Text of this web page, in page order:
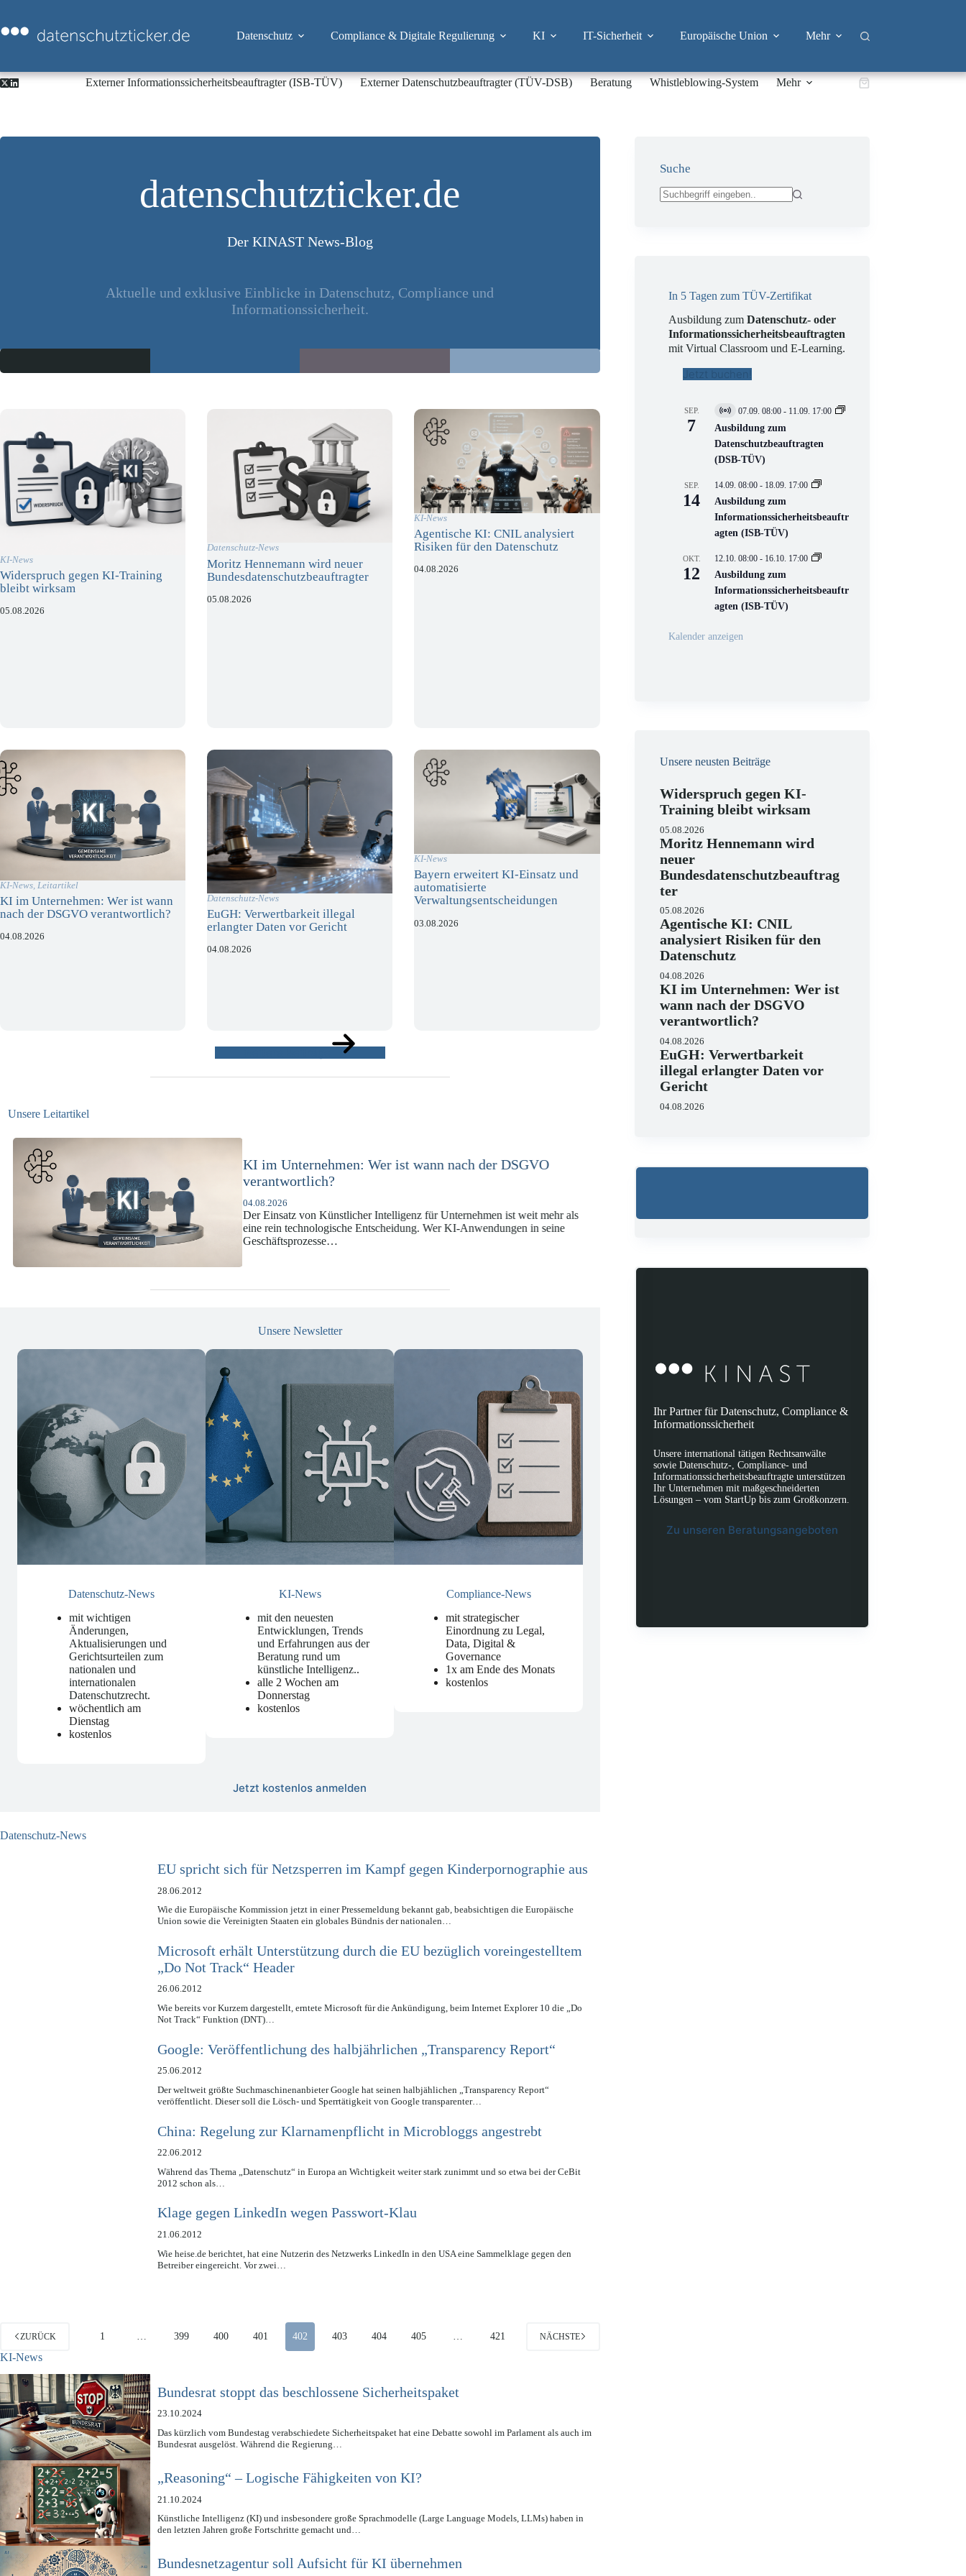
springen
Datenschutz Compliance & Digitale Regulierung KI IT-Sicherheit Europäische Union Mehr
Externer Informationssicherheitsbeauftragter (ISB-TÜV) Externer Datenschutzbeauftragter (TÜV-DSB) Beratung Whistleblowing-System Mehr Warenkorb
datenschutzticker.de
Der KINAST News-Blog
Aktuelle und exklusive Einblicke in Datenschutz, Compliance und
Informationssicherheit.
KI-News
Widerspruch gegen KI-Training
bleibt wirksam
05.08.2026
Datenschutz-News
Moritz Hennemann wird neuer
Bundesdatenschutzbeauftragter
05.08.2026
KI-News
Agentische KI: CNIL analysiert
Risiken für den Datenschutz
04.08.2026
KI-News Leitartikel
KI im Unternehmen: Wer ist wann
nach der DSGVO verantwortlich?
04.08.2026
Datenschutz-News
EuGH: Verwertbarkeit illegal
erlangter Daten vor Gericht
04.08.2026
KI-News
Bayern erweitert KI-Einsatz und
automatisierte
Verwaltungsentscheidungen
03.08.2026
Unsere Leitartikel
KI-Compliance in der Versicherungswirtschaft mit DORA,
DSGVO und KI-VO
07.07.2026
Die europäische Digitalregulierung hat in den vergangenen Jahren eine
enorme Komplexität erreicht, die insbesondere Unternehmen der Finanz-
und Versicherungswirtschaft vor…
Wo liegen die
strukturieren, Schriftsätze
Unsere Newsletter
Datenschutz-News
mit wichtigen
Änderungen,
Aktualisierungen und
Gerichtsurteilen zum
nationalen und
internationalen
Datenschutzrecht.
wöchentlich am
Dienstag
kostenlos
KI-News
mit den neuesten
Entwicklungen, Trends
und Erfahrungen aus der
Beratung rund um
künstliche Intelligenz..
alle 2 Wochen am
Donnerstag
kostenlos
Compliance-News
mit strategischer
Einordnung zu Legal,
Data, Digital &
Governance
1x am Ende des Monats
kostenlos
Jetzt kostenlos anmelden
Datenschutz-News
EU spricht sich für Netzsperren im Kampf gegen Kinderpornographie aus
28.06.2012
Wie die Europäische Kommission jetzt in einer Pressemeldung bekannt gab, beabsichtigen die Europäische
Union sowie die Vereinigten Staaten ein globales Bündnis der nationalen…
Microsoft erhält Unterstützung durch die EU bezüglich voreingestelltem
„Do Not Track“ Header
26.06.2012
Wie bereits vor Kurzem dargestellt, erntete Microsoft für die Ankündigung, beim Internet Explorer 10 die „Do
Not Track“ Funktion (DNT)…
Google: Veröffentlichung des halbjährlichen „Transparency Report“
25.06.2012
Der weltweit größte Suchmaschinenanbieter Google hat seinen halbjählichen „Transparency Report“
veröffentlicht. Dieser soll die Lösch- und Sperrtätigkeit von Google transparenter…
China: Regelung zur Klarnamenpflicht in Microbloggs angestrebt
22.06.2012
Während das Thema „Datenschutz“ in Europa an Wichtigkeit weiter stark zunimmt und so etwa bei der CeBit
2012 schon als…
Klage gegen LinkedIn wegen Passwort-Klau
21.06.2012
Wie heise.de berichtet, hat eine Nutzerin des Netzwerks LinkedIn in den USA eine Sammelklage gegen den
Betreiber eingereicht. Vor zwei…
ZURÜCK 1 399 400 401 402 403 404 405 421 NÄCHSTE
KI-News
Bundesrat stoppt das beschlossene Sicherheitspaket
23.10.2024
Das kürzlich vom Bundestag verabschiedete Sicherheitspaket hat eine Debatte sowohl im Parlament als auch im
Bundesrat ausgelöst. Während die Regierung…
„Reasoning“ – Logische Fähigkeiten von KI?
21.10.2024
Künstliche Intelligenz (KI) und insbesondere große Sprachmodelle (Large Language Models, LLMs) haben in
den letzten Jahren große Fortschritte gemacht und…
Bundesnetzagentur soll Aufsicht für KI übernehmen
Suche
In 5 Tagen zum TÜV-Zertifikat
Ausbildung zumDatenschutz- oder
Informationssicherheitsbeauftragten
mit Virtual Classroom und E-Learning.
Jetzt buchen!
SEP.
7
V
i
t
u
l
V
e
r
n
s
t
a
t
n
07.09. 08:00 - 11.09. 17:00
Ausbildung zum
Datenschutzbeauftragten
(DSB-TÜV)
SEP.
14
14.09. 08:00 - 18.09. 17:00
Ausbildung zum
Informationssicherheitsbeauftr
agten (ISB-TÜV)
OKT.
12
12.10. 08:00 - 16.10. 17:00
Ausbildung zum
Informationssicherheitsbeauftr
agten (ISB-TÜV)
Kalender anzeigen
Unsere neusten Beiträge
Widerspruch gegen KI-
Training bleibt wirksam
05.08.2026
Moritz Hennemann wird
neuer
Bundesdatenschutzbeauftrag
ter
05.08.2026
Agentische KI: CNIL
analysiert Risiken für den
Datenschutz
04.08.2026
KI im Unternehmen: Wer ist
wann nach der DSGVO
verantwortlich?
04.08.2026
EuGH: Verwertbarkeit
illegal erlangter Daten vor
Gericht
04.08.2026
Ihr Partner für Datenschutz, Compliance &
Informationssicherheit
Unsere international tätigen Rechtsanwälte
sowie Datenschutz-, Compliance- und
Informationssicherheitsbeauftragte unterstützen
Ihr Unternehmen mit maßgeschneiderten
Lösungen – vom StartUp bis zum Großkonzern.
Zu unseren Beratungsangeboten